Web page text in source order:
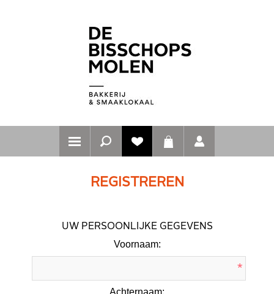
REGISTREREN
UW PERSOONLIJKE GEGEVENS
Voornaam:
*
Achternaam: